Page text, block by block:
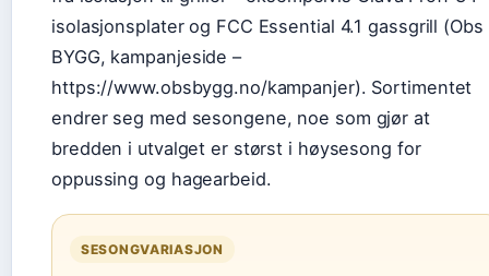
isolasjonsplater og FCC Essential 4.1 gassgrill (Obs
BYGG, kampanjeside –
https://www.obsbygg.no/kampanjer). Sortimentet
endrer seg med sesongene, noe som gjør at
bredden i utvalget er størst i høysesong for
oppussing og hagearbeid.
SESONGVARIASJON